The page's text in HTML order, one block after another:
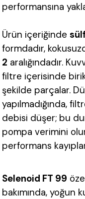
performansına
Ürün içeriğinde
formdadır,
2 aralığındadır.
filtre içerisinde
şekilde parçalar.
yapılmadığında,
debisi düşer; bu
pompa verimini
performans
Selenoid FT 99
bakımında, yoğun